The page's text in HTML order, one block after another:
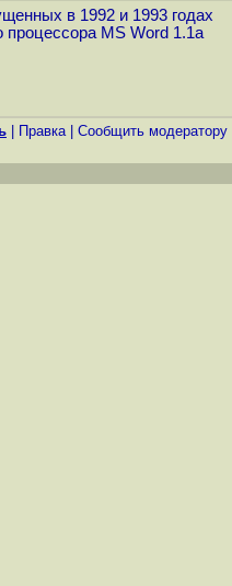
в 1992 и 1993 годах
процессора MS Word 1.1a
Правка| Cообщить модератору